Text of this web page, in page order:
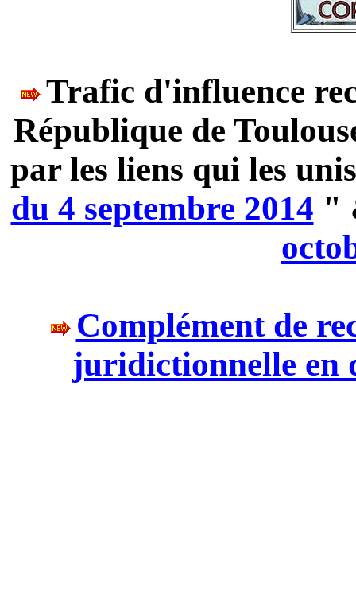
Trafic d'influence
République de
par les liens qui les
du 4 septembre 2014 "
Complément de
juridictionnelle en